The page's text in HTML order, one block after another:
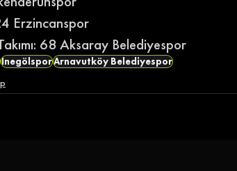
Erzincanspor
68 Aksaray Belediyespor
İnegölsporArnavutköy Belediyespor